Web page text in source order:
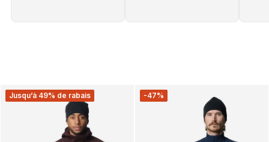
Jusqu’à 49% de rabais -47%